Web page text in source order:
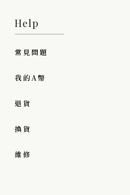
Help
常見問題
我的A幣
退貨
換貨
維修